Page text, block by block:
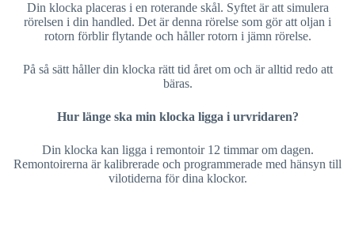
Din klocka placeras i en roterande skål. Syftet är att simulera
rörelsen i din handled. Det är denna rörelse som gör att oljan i
rotorn förblir flytande och håller rotorn i jämn rörelse.
På så sätt håller din klocka rätt tid året om och är alltid redo att
bäras.
Hur länge ska min klocka ligga i urvridaren?
Din klocka kan ligga i remontoir 12 timmar om dagen.
Remontoirerna är kalibrerade och programmerade med hänsyn till
vilotiderna för dina klockor.